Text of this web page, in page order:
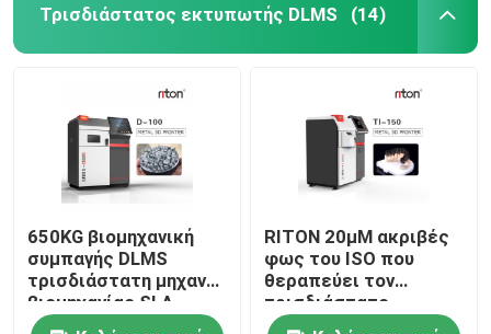
Τρισδιάστατος εκτυπωτής DLMS (14)
650KG βιομηχανική
συμπαγής DLMS
τρισδιάστατη μηχανή
βιομηχανίας SLA
εκτυπωτών οδοντική
RITON 20μM ακριβές
φως του ISO που
θεραπεύει τον
τρισδιάστατο
εκτυπωτή ένα